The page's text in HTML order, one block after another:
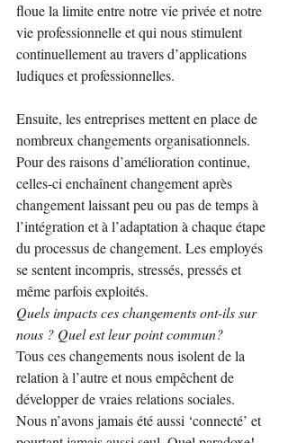
floue la limite entre notre vie privée et notre
vie professionnelle et qui nous stimulent
continuellement au travers d’applications
ludiques et professionnelles.
Ensuite, les entreprises mettent en place de
nombreux changements organisationnels.
Pour des raisons d’amélioration continue,
celles-ci enchaînent changement après
changement laissant peu ou pas de temps à
l’intégration et à l’adaptation à chaque étape
du processus de changement. Les employés
se sentent incompris, stressés, pressés et
même parfois exploités.
Quels impacts ces changements ont-ils sur
nous ? Quel est leur point commun?
Tous ces changements nous isolent de la
relation à l’autre et nous empêchent de
développer de vraies relations sociales.
Nous n’avons jamais été aussi ‘connecté’ et